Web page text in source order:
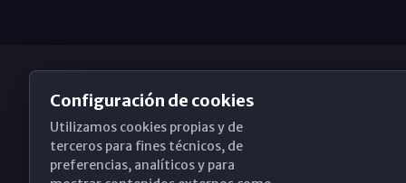
Obispado de Málaga
Configuración de cookies
Utilizamos cookies propias y de
terceros para fines técnicos, de
preferencias, analíticos y para